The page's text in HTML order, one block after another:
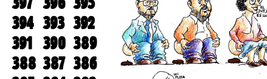
394 393 392
391 390 389
388 387 386